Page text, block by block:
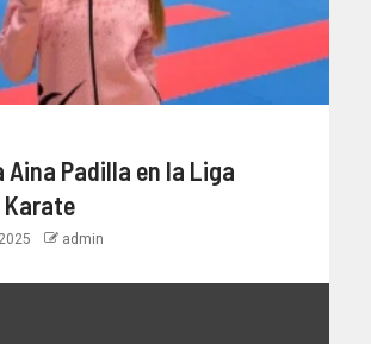
Aina Padilla en la Liga
Karate
admin